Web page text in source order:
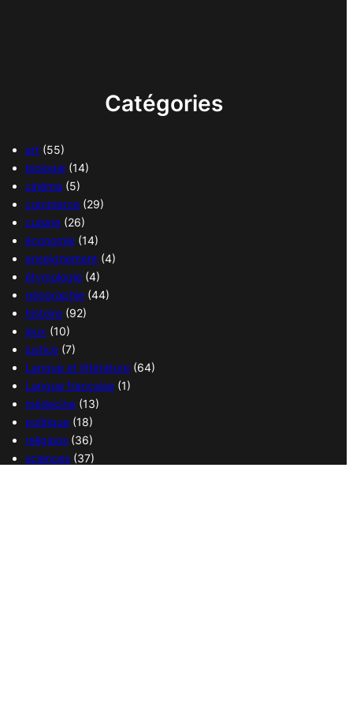
Catégories
art (55)
biologie (14)
cinéma (5)
commerce (29)
cuisine (26)
économie (14)
enseignement (4)
étymologie (4)
géographie (44)
histoire (92)
jeux (10)
justice (7)
Langue et littérature (64)
Langue française (1)
médecine (13)
politique (18)
religions (36)
sciences (37)